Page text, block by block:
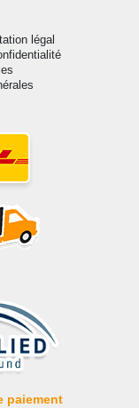
légal
paiement